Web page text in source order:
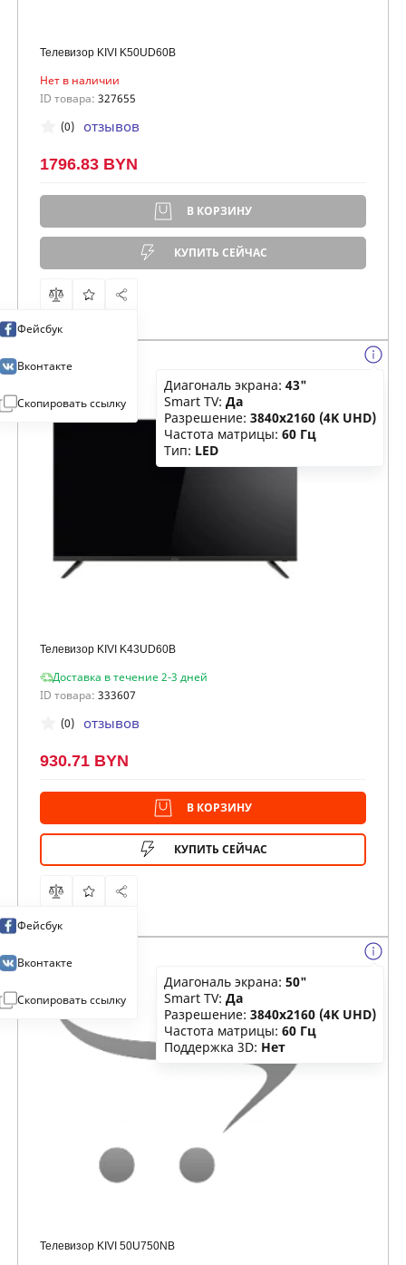
Телевизор KIVI K50UD60B
Нет в наличии
ID товара: 327655
(0) отзывов
1796.83 BYN
В КОРЗИНУ
КУПИТЬ СЕЙЧАС
Фейсбук
Вконтакте
Скопировать ссылку
Телевизор KIVI K43UD60B
Доставка в течение 2-3 дней
ID товара: 333607
Диагональ экрана: 43"
Smart TV: Да
Разрешение: 3840x2160 (4K UHD)
Частота матрицы: 60 Гц
Тип: LED
(0) отзывов
930.71 BYN
В КОРЗИНУ
КУПИТЬ СЕЙЧАС
Фейсбук
Вконтакте
Скопировать ссылку
Телевизор KIVI 50U750NB
Диагональ экрана: 50"
Smart TV: Да
Разрешение: 3840x2160 (4K UHD)
Частота матрицы: 60 Гц
Поддержка 3D: Нет